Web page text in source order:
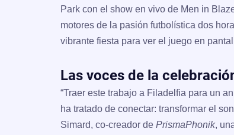
Park con el show en vivo de Men in
motores de la pasión futbolística dos
vibrante fiesta para ver el juego en
Las voces de la
“Traer este trabajo a Filadelfia para un
ha tratado de conectar: transformar el
Simard, co-creador de PrismaPhonik,